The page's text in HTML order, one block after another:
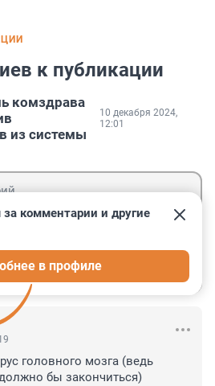
к публикации
комздрава
из системы
10 декабря 2024,
12:01
комментарии и другие
в профиле
головного мозга (ведь
бы закончиться)